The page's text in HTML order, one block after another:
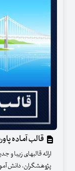
قالب آماده
ارائه قالبهای زیبا و
پژوهشگران، دانش